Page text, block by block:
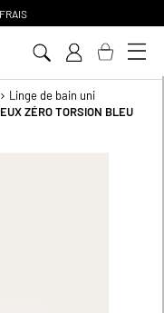
Linge de bain uni
ZÉRO TORSION BLEU